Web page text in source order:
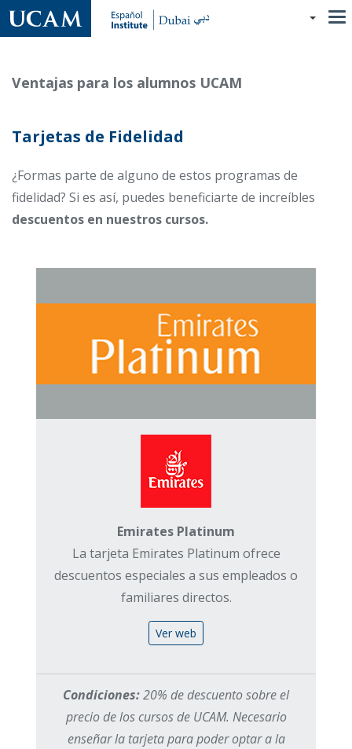
Pasar
al
principal
Ventajas para los alumnos UCAM
Tarjetas de Fidelidad
¿Formas parte de alguno de estos programas de
fidelidad? Si es así, puedes beneficiarte de increíbles
descuentos en nuestros cursos.
Emirates Platinum
La tarjeta Emirates Platinum ofrece
descuentos especiales a sus empleados o
familiares directos.
Ver web
Condiciones:20% de descuento sobre el
precio de los cursos de UCAM. Necesario
enseñar la tarjeta para poder optar a la